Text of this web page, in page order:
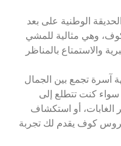
الوطنية على بعد
كوف، وهي مثالية للمشي
والاستمتاع بالمناظر
آسرة تجمع بين الجمال
سواء كنت تتطلع إلى
الغابات، أو استكشاف
كوف يقدم لك تجربة